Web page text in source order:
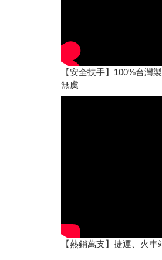
【安全扶手】100%台灣
無虞
【熱銷萬支】捷運、火車